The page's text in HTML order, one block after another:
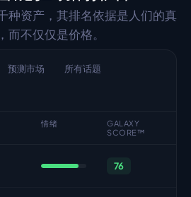
种资产，其排名依据是人们的真
而不仅仅是价格。
预测市场
所有话题
情绪
GALAXY
SCORE™
76